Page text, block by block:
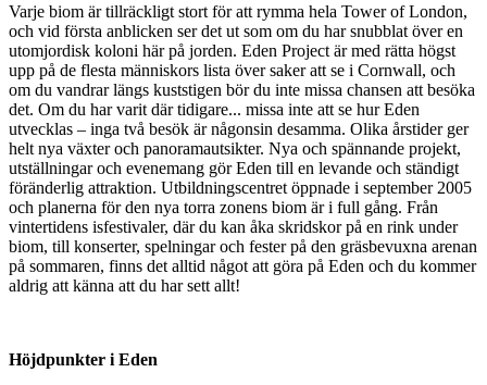
Varje biom är tillräckligt stort för att rymma hela Tower of London,
och vid första anblicken ser det ut som om du har snubblat över en
utomjordisk koloni här på jorden. Eden Project är med rätta högst
upp på de flesta människors lista över saker att se i Cornwall, och
om du vandrar längs kuststigen bör du inte missa chansen att besöka
det. Om du har varit där tidigare... missa inte att se hur Eden
utvecklas – inga två besök är någonsin desamma. Olika årstider ger
helt nya växter och panoramautsikter. Nya och spännande projekt,
utställningar och evenemang gör Eden till en levande och ständigt
föränderlig attraktion. Utbildningscentret öppnade i september 2005
och planerna för den nya torra zonens biom är i full gång. Från
vintertidens isfestivaler, där du kan åka skridskor på en rink under
biom, till konserter, spelningar och fester på den gräsbevuxna arenan
på sommaren, finns det alltid något att göra på Eden och du kommer
aldrig att känna att du har sett allt!
Höjdpunkter i Eden